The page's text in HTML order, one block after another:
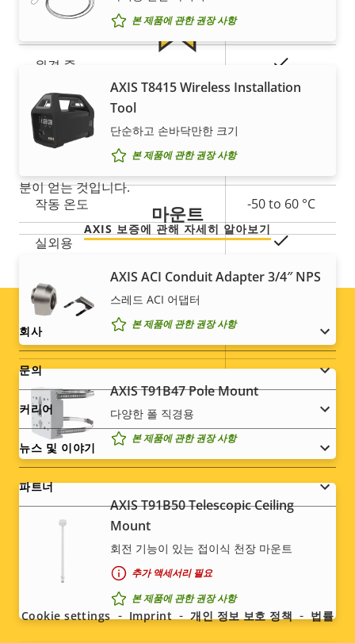
성
설
원격 포커스
원격 줌
내장 IR
로컬 스토리지(메모리 카드 슬
작동 온도 -50 to 60 °C
실외용
파손 등급 IK10+
IP 등급
재도색 가능
지속 가능성
본 제품에 관한 권장 사항
AXIS T8415 Wireless Installation
Tool
단순하고 손바닥만한 크기
본 제품에 관한 권장 사항
마운트
AXIS ACI Conduit Adapter 3/4″ NPS
스레드 ACI 어댑터
본 제품에 관한 권장 사항
AXIS T91B47 Pole Mount
다양한 폴 직경용
본 제품에 관한 권장 사항
AXIS T91B50 Telescopic Ceiling
Mount
회전 기능이 있는 접이식 천장 마운트
추가 액세서리 필요
본 제품에 관한 권장 사항
안심할 수 있는 5년 보증
새로운 5년 보증을 통해 수년간 문제 없이 소유하고, 비용
을 관리하게 됩니다. 게다가 작은 글귀에 놀랄 일이 숨어
있지도 않습니다. 당사에서 약속하는 내용이 정확히 여러
분이 얻는 것입니다.
AXIS 보증에 관해 자세히 알아보기
Footer
menu
회사
문의
커리어
뉴스 및 이야기
파트너
Social
menu
Cookie settings Imprint 개인 정보 보호 정책 법률